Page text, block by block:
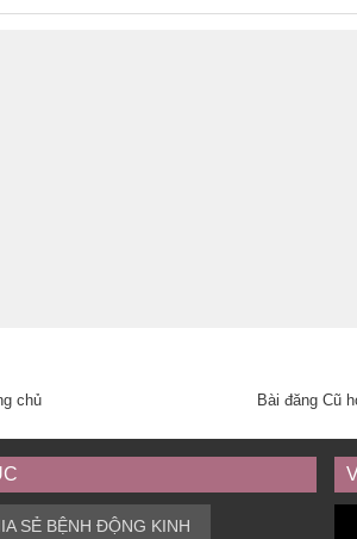
Bài đăng Cũ
chủ
SẺ BỆNH ĐỘNG KINH